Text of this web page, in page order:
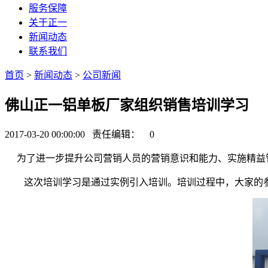
服务保障
关于正一
新闻动态
联系我们
首页 > 新闻动态 > 公司新闻
佛山正一铝单板厂家组织销售培训学习
2017-03-20 00:00:00 责任编辑： 0
为了进一步提升公司营销人员的营销意识和能力、实施精益
这次培训学习是通过实例引入培训。培训过程中，大家的